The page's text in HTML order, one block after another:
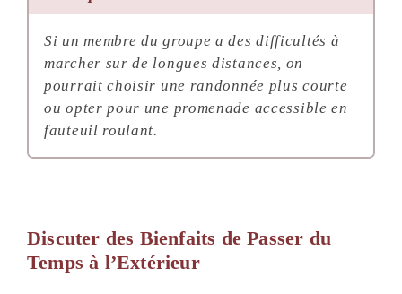
Si un membre du groupe a des difficultés à
marcher sur de longues distances, on
pourrait choisir une randonnée plus courte
ou opter pour une promenade accessible en
fauteuil roulant.
Discuter des Bienfaits de Passer du
Temps à l’Extérieur